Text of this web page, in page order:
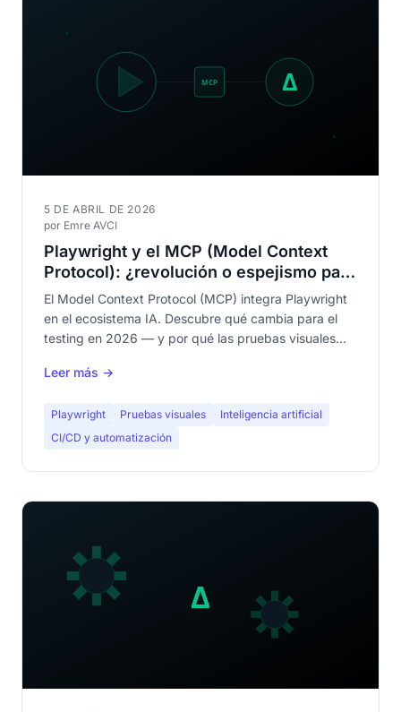
5 DE ABRIL DE 2026
por Emre AVCI
Playwright y el MCP (Model Context
Protocol): ¿revolución o espejismo para
las pruebas visuales?
El Model Context Protocol (MCP) integra Playwright
en el ecosistema IA. Descubre qué cambia para el
testing en 2026 — y por qué las pruebas visuales
Leer más →
Playwright Pruebas visuales
Inteligencia artificial
CI/CD y automatización